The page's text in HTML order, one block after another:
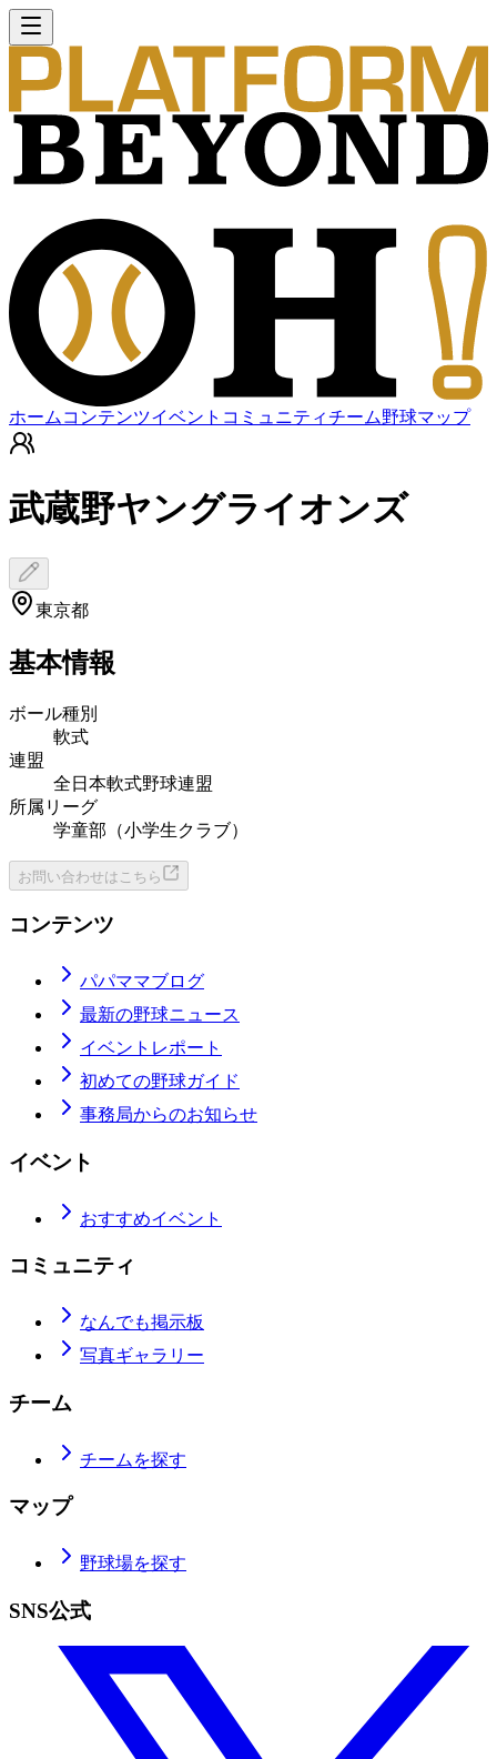
ホーム コンテンツイベント コミュニティチーム野球マップ
武蔵野ヤングライオンズ
東京都
基本情報
ボール種別
軟式
連盟
全日本軟式野球連盟
所属リーグ
学童部（小学生クラブ）
お問い合わせはこちら
コンテンツ
パパママブログ
最新の野球ニュース
イベントレポート
初めての野球ガイド
事務局からのお知らせ
イベント
おすすめイベント
コミュニティ
なんでも掲示板
写真ギャラリー
チーム
チームを探す
マップ
野球場を探す
SNS公式